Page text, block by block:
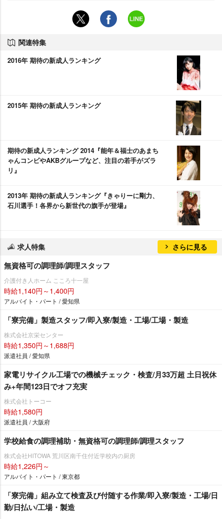
関連特集
2016年 期待の新成人ランキング
2015年 期待の新成人ランキング
期待の新成人ランキング 2014『能年＆福士のあまち
ゃんコンビやAKBグループなど、注目の若手がズラ
リ』
2013年 期待の新成人ランキング『きゃりーに剛力、
石川選手！各界から新世代の旗手が登場』
求人特集 さらに見る
無資格可の調理師/調理スタッフ
介護付き人ホーム こころ十一屋
時給1,140円～1,400円
アルバイト・パート / 愛知県
「寮完備」製造スタッフ/即入寮/製造・工場/工場・製造
株式会社京栄センター
時給1,350円～1,688円
派遣社員 / 愛知県
家電リサイクル工場での機械チェック・検査/月33万超 土日祝休
み+年間123日でオフ充実
株式会社トーコー
時給1,580円
派遣社員 / 大阪府
学校給食の調理補助・無資格可の調理師/調理スタッフ
株式会社HITOWA 荒川区南千住付近学校内の厨房
時給1,226円～
アルバイト・パート / 東京都
「寮完備」組み立て検査及び付随する作業/即入寮/製造・工場/日
勤/日払い/工場・製造